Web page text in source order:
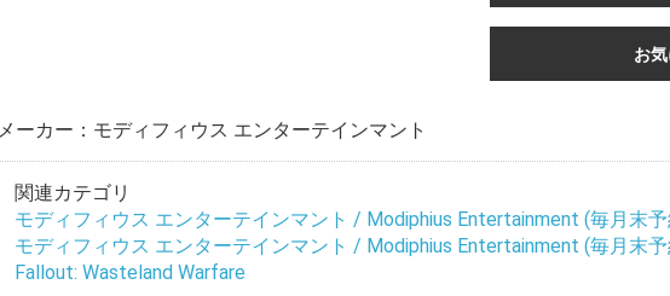
お
メーカー：モディフィウス エンターテインマント
関連カテゴリ
モディフィウス エンターテインマント / Modiphius Entertainment (毎月末
モディフィウス エンターテインマント / Modiphius Entertainment (毎月末
Fallout: Wasteland Warfare